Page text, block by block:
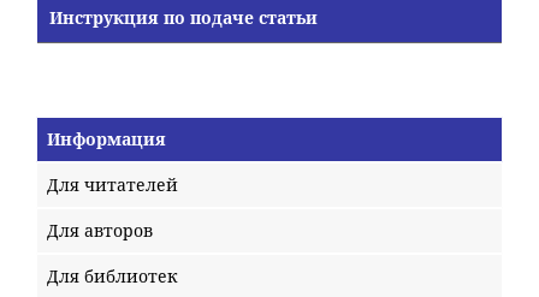
Инструкция по подаче статьи
Информация
Для читателей
Для авторов
Для библиотек